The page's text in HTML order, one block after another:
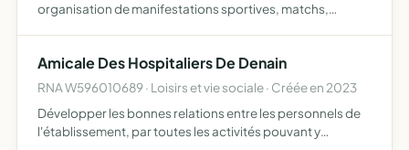
organisation de manifestations sportives, matchs,
Amicale Des Hospitaliers De Denain
RNA W596010689 · Loisirs et vie sociale · Créée en 2023
Développer les bonnes relations entre les personnels de
l'établissement, par toutes les activités pouvant y